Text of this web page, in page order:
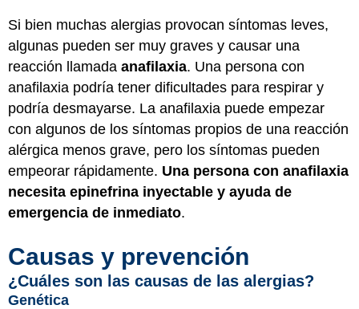
Si bien muchas alergias provocan síntomas leves,
algunas pueden ser muy graves y causar una
reacción llamada anafilaxia. Una persona con
anafilaxia podría tener dificultades para respirar y
podría desmayarse. La anafilaxia puede empezar
con algunos de los síntomas propios de una reacción
alérgica menos grave, pero los síntomas pueden
empeorar rápidamente. Una persona con anafilaxia
necesita epinefrina inyectable y ayuda de
emergencia de inmediato.
Causas y prevención
¿Cuáles son las causas de las alergias?
Genética